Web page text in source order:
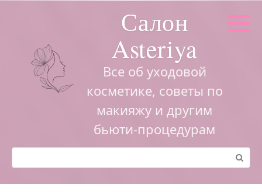
Салон
Asteriya
Все об уходовой
косметике, советы по
макияжу и другим
бьюти-процедурам
Поиск: